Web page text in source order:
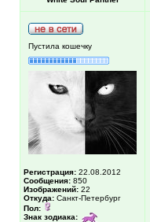
Пустила кошечку
Регистрация: 22.08.2012
Сообщения: 850
Изображений: 22
Откуда: Санкт-Петербург
Пол:
Знак зодиака: